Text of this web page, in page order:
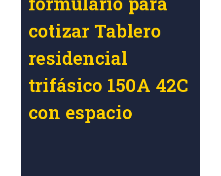
cotizar Tablero
residencial
trifásico 150A 42C
con espacio